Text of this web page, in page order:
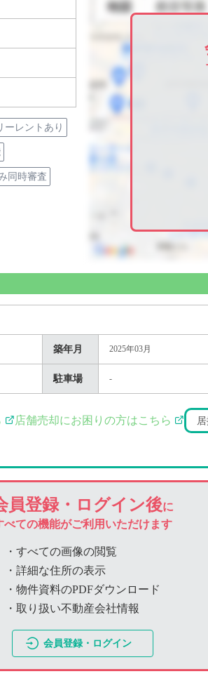
ーレントあり
同時審査
築年月 2025年03月
駐車場 -
店舗売却にお困りの方はこちら
員登録・ログイン後に
べての機能がご利用いただけます
・すべての画像の閲覧
・詳細な住所の表示
・物件資料のPDFダウンロード
・取り扱い不動産会社情報
会員登録・ログイン